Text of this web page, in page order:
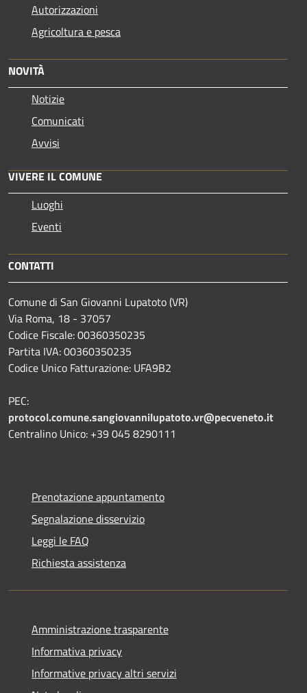
Autorizzazioni
Agricoltura e pesca
NOVITÀ
Notizie
Comunicati
Avvisi
VIVERE IL COMUNE
Luoghi
Eventi
CONTATTI
Comune di San Giovanni Lupatoto (VR)
Via Roma, 18 - 37057
Codice Fiscale: 00360350235
Partita IVA: 00360350235
Codice Unico Fatturazione: UFA9B2
PEC:
protocol.comune.sangiovannilupatoto.vr@pecveneto.it
Centralino Unico: +39 045 8290111
Prenotazione appuntamento
Segnalazione disservizio
Leggi le FAQ
Richiesta assistenza
Amministrazione trasparente
Informativa privacy
Informative privacy altri servizi